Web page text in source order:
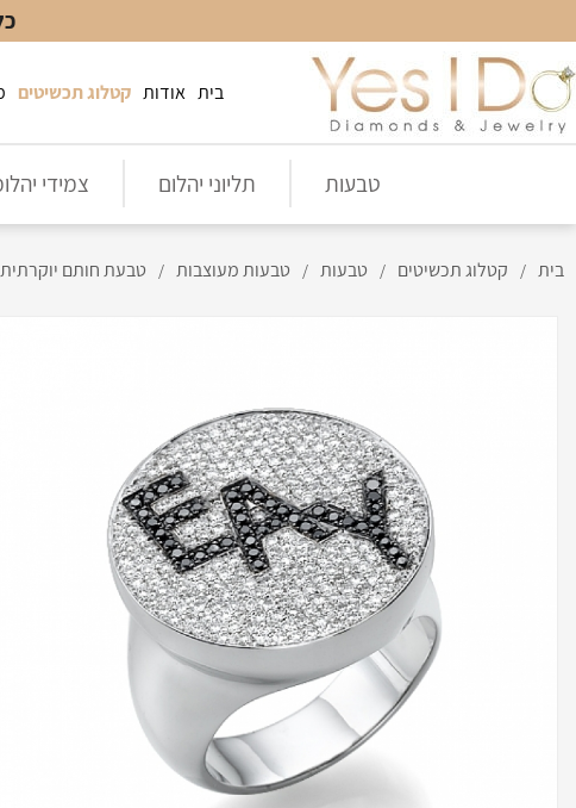
בית אודות קטלוג תכשיטים
טבעות תליוני יהלום צמידי
בית / קטלוג תכשיטים / טבעות / טבעות מעוצבות / טבעת חותם